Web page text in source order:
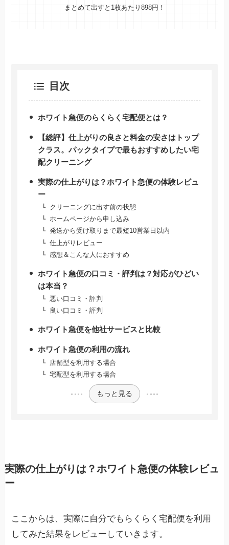
まとめて出すと1枚あたり898円！
目次
ホワイト急便のらくらく宅配便とは？
【総評】仕上がりの良さと料金の安さはトップ
クラス。パックタイプで最もおすすめしたい宅
配クリーニング
実際の仕上がりは？ホワイト急便の体験レビュ
ー
クリーニングに出す前の状態
ホームページから申し込み
発送から受け取りまで最短10営業日以内
仕上がりレビュー
感想＆こんな人におすすめ
ホワイト急便の口コミ・評判は？対応がひどい
は本当？
悪い口コミ・評判
良い口コミ・評判
ホワイト急便を他社サービスと比較
ホワイト急便の利用の流れ
店舗型を利用する場合
宅配型を利用する場合
もっと見る
実際の仕上がりは？ホワイト急便の体験レビュ
ー
ここからは、実際に自分でもらくらく宅配便を利用
してみた結果をレビューしていきます。